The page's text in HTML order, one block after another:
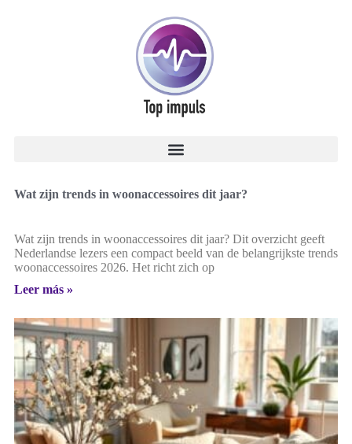
Wat zijn trends in woonaccessoires dit jaar?
Wat zijn trends in woonaccessoires dit jaar? Dit overzicht geeft
Nederlandse lezers een compact beeld van de belangrijkste trends
woonaccessoires 2026. Het richt zich op
Leer más »